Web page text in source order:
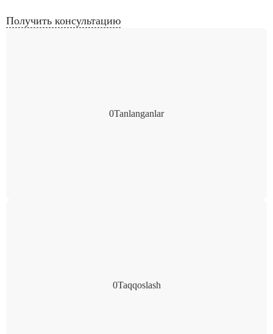
Получить консультацию
0Tanlanganlar
0Taqqoslash